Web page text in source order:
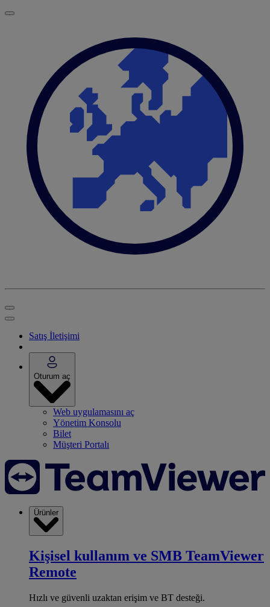
Satış İletişimi
Oturum aç
Web uygulamasını aç
Yönetim Konsolu
Bilet
Müşteri Portalı
Ürünler
Kişisel kullanım ve SMB TeamViewer
Remote
Hızlı ve güvenli uzaktan erişim ve BT desteği.